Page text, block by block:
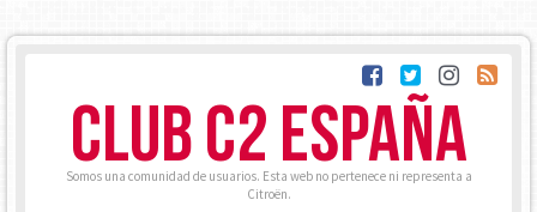
CLUB C2 ESPAÑA
Somos una comunidad de usuarios. Esta web no pertenece ni representa a
Citroën.